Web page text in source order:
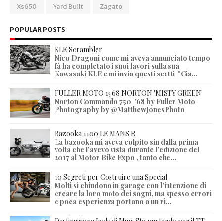
Xs650
Yard Built Zagato
POPULAR POSTS
KLE Scrambler
Nico Dragoni come mi aveva annunciato tempo
fà ha completato i suoi lavori sulla sua
Kawasaki KLE e mi invia questi scatti "Cia...
FULLER MOTO 1968 NORTON 'MISTY GREEN'
Norton Commando 750 '68 by Fuller Moto
Photography by @MatthewJonesPhoto
Bazooka 1100 LE MANS R
La bazooka mi aveva colpito sin dalla prima
volta che l'avevo vista durante l'edizione del
2017 al Motor Bike Expo , tanto che...
10 Segreti per Costruire una Special
Molti si chiudono in garage con l'intenzione di
creare la loro moto dei sogni, ma spesso errori
e poca esperienza portano a un ri...